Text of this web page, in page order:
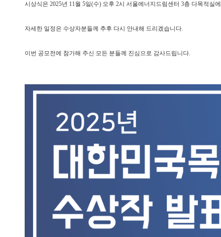
시상식은 2025년 11월 5일(수) 오후 2시 서울에너지드림센터 3층 다목적
자세한 일정은 수상자분들께 추후 다시 안내해 드리겠습니다.
이번 공모전에 참가해 주신 모든 분들께 진심으로 감사드립니다.